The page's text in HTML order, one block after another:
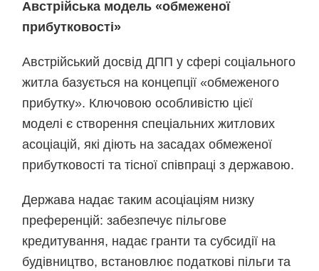
Австрійська модель «обмеженої
прибутковості»
Австрійський досвід ДПП у сфері соціального
житла базується на концепції «обмеженого
прибутку». Ключовою особливістю цієї
моделі є створення спеціальних житлових
асоціацій, які діють на засадах обмеженої
прибутковості та тісної співпраці з державою.
Держава надає таким асоціаціям низку
преференцій: забезпечує пільгове
кредитування, надає гранти та субсидії на
будівництво, встановлює податкові пільги та